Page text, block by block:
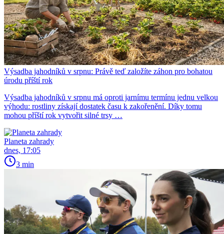
Výsadba jahodníků v srpnu: Právě teď založíte záhon pro bohatou
úrodu příští rok
Výsadba jahodníků v srpnu má oproti jarnímu termínu jednu velkou
výhodu: rostliny získají dostatek času k zakořenění. Díky tomu
mohou příští rok vytvořit silné trsy …
Planeta zahrady
dnes, 17:05
3 min